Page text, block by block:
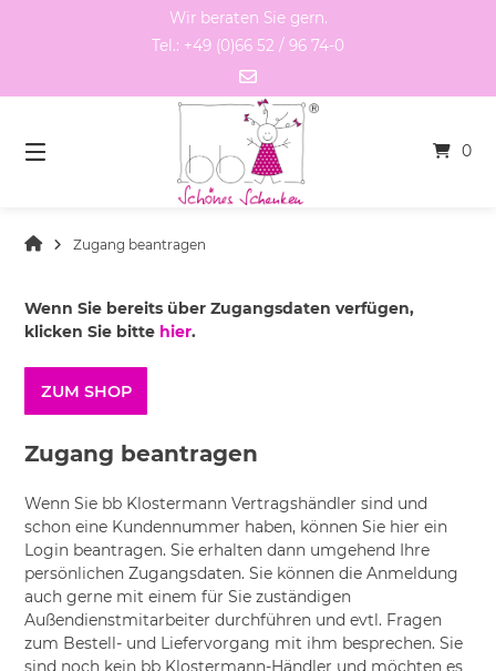
Wir beraten Sie gern.
Tel.: +49 (0)66 52 / 96 74-0
0
Zugang beantragen
Wenn Sie bereits über Zugangsdaten verfügen,
klicken Sie bitte hier.
ZUM SHOP
Zugang beantragen
Wenn Sie bb Klostermann Vertragshändler sind und
schon eine Kundennummer haben, können Sie hier ein
Login beantragen. Sie erhalten dann umgehend Ihre
persönlichen Zugangsdaten. Sie können die Anmeldung
auch gerne mit einem für Sie zuständigen
Außendienstmitarbeiter durchführen und evtl. Fragen
zum Bestell- und Liefervorgang mit ihm besprechen. Sie
sind noch kein bb Klostermann-Händler und möchten es